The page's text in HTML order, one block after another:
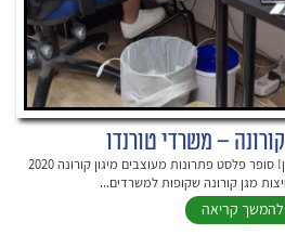
– משרדי טורנדו
גם חברת טורנדו מזגנים בחרה נכון! סופר פלסט פתרונות מעוצבים מיגון קורונה 2020
מגן קורונה שקופות למשרדים...
להמשך קריאה